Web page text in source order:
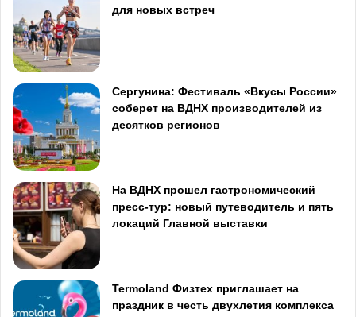
для новых встреч
Сергунина: Фестиваль «Вкусы России»
соберет на ВДНХ производителей из
десятков регионов
На ВДНХ прошел гастрономический
пресс-тур: новый путеводитель и пять
локаций Главной выставки
Termoland Физтех приглашает на
праздник в честь двухлетия комплекса